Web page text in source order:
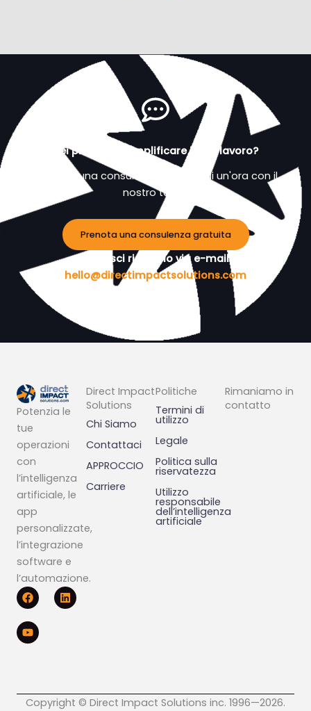
Sei pronto a semplificare il tuo lavoro?
Pianifica una consulenza gratuita di un'ora con il
nostro team.
Prenota una consulenza gratuita
Preferisci riceverlo via e-mail?
hello@directimpactsolutions.com
Potenzia le
tue
operazioni
con
l’intelligenza
artificiale, le
app
personalizzate,
l’integrazione
software e
l’automazione.
F
a
c
e
b
o
L
i
n
Y
o
u
t
u
b
Direct Impact
Solutions
Chi Siamo
Contattaci
APPROCCIO
Carriere
Politiche
Termini di
utilizzo
Legale
Politica sulla
riservatezza
Utilizzo
responsabile
dell’intelligenza
artificiale
Rimaniamo in
contatto
Copyright © Direct Impact Solutions inc. 1996—2026.